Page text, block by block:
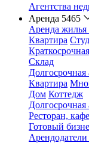
Агентства
Аренда 5465
Аренда жилья
Квартира
Склад
Квартира
Дом Коттедж
Ресторан, кафе
Готовый
Арендодатели